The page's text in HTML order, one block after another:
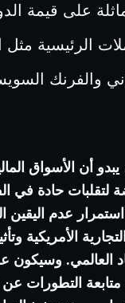
على قيمة
الرئيسية مثل
والفرنك
يبدو أن الأسواق
حادة في
استمرار عدم اليقين
الأمريكية
العالمي. وسيكون
متابعة التطورات